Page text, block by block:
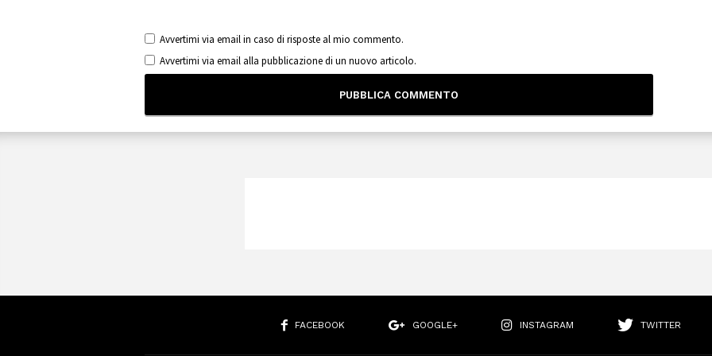
Avvertimi via email in caso di risposte al mio commento.
Avvertimi via email alla pubblicazione di un nuovo articolo.
FACEBOOK GOOGLE+ INSTAGRAM TWITTER